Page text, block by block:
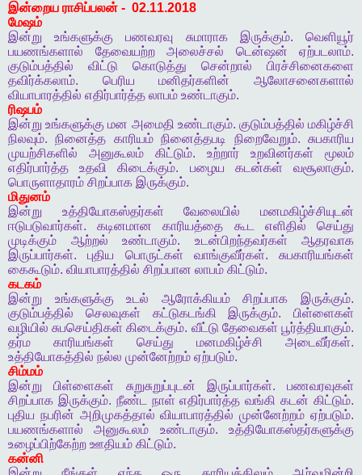
இன்றைய ராசிப்பலன் - 02.11.2018
மேஷம்
இன்று
உங்களுக்கு பணவரவு சுமாராக இருக்கும்.வெளியூர்
பயணங்களால்
தேவையற்ற அலைச்சல் டென்ஷன் ஏற்படலாம்.
குடும்பத்தில்
விட்டு கொடுத்து சென்றால்
பிரச்சினைகளை
தவிர்க்கலாம். பெரிய மனிதர்களின்
ஆலோசனைகளால்
வியாபாரத்தில் எதிர்பார்த்த லாபம் உண்டாகும்.
ரிஷபம்
இன்று உங்களுக்கு மன அமைதி உண்டாகும். குடும்பத்தில் மகிழ்ச்சி
நிலவும்.நினைத்த காரியம் நினைத்தபடி நிறைவேறும்.சுபகாரிய
முயற்சிகளில்
அனுகூலம் கிட்டும். உற்றார் உறவினர்கள்
மூலம்
எதிர்பார்த்த
உதவி கிடைக்கும். பழைய கடன்கள் வசூலாகும்.
பொருளாதாரம் சிறப்பாக இருக்கும்.
மிதுனம்
இன்று
உத்தியோகஸ்தர்கள் வேலையில்
மனமகிழ்ச்சியுடன்
ஈடுபடுவார்கள்.கடினமான காரியத்தை கூட எளிதில்
செய்து
முடிக்கும்
ஆற்றல் உண்டாகும். உடன்பிறந்தவர்கள்
ஆதரவாக
இருப்பார்கள்.புதிய பொருட்கள் வாங்குவீர்கள். சுபகாரியங்கள்
கைகூடும். வியாபாரத்தில் சிறப்பான லாபம் கிட்டும்.
கடகம்
இன்று
உங்களுக்கு உடல் ஆரோக்கியம் சிறப்பாக இருக்கும்.
குடும்பத்தில்
செலவுகள் கட்டுகடங்கி இருக்கும். பிள்ளைகள்
வழியில் சுபசெய்திகள் கிடைக்கும். வீட்டு தேவைகள் பூர்த்தியாகும்.
தர்ம
காரியங்கள் செய்து மனமகிழ்ச்சி அடைவீர்கள்.
உத்தியோகத்தில் நல்ல முன்னேற்றம் ஏற்படும்.
சிம்மம்
இன்று
பிள்ளைகள் சுறுசுறுப்புடன் இருப்பார்கள். பணவரவுகள்
சிறப்பாக இருக்கும். நீண்ட நாள் எதிர்பார்த்த வங்கி கடன் கிட்டும்.
புதிய நபரின் அறிமுகத்தால் வியாபாரத்தில் முன்னேற்றம் ஏற்படும்.
பயணங்களால்
அனுகூலம் உண்டாகும்.உத்தியோகஸ்தர்களுக்கு
உழைப்பிற்கேற்ற ஊதியம் கிட்டும்.
கன்னி